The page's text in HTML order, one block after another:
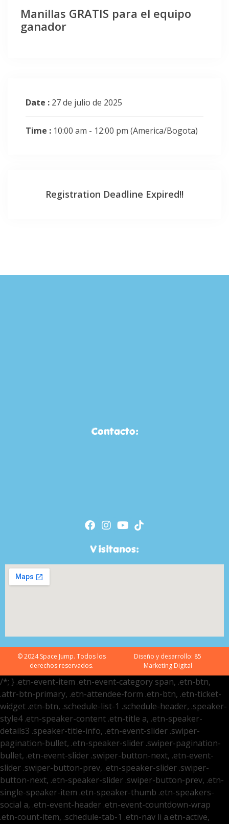
Manillas GRATIS para el equipo
ganador
Date : 27 de julio de 2025
Time : 10:00 am - 12:00 pm (America/Bogota)
Registration Deadline Expired!!
Contacto:
Visitanos:
© 2024 Space Jump. Todos los
derechos reservados.
Diseño y desarrollo: 85
Marketing Digital
/*; } .etn-event-item .etn-event-category span, .etn-btn,
.attr-btn-primary, .etn-attendee-form .etn-btn, .etn-ticket-
widget .etn-btn, .schedule-list-1 .schedule-header, .speaker-
style4 .etn-speaker-content .etn-title a, .etn-speaker-
details3 .speaker-title-info, .etn-event-slider .swiper-
pagination-bullet, .etn-speaker-slider .swiper-pagination-
bullet, .etn-event-slider .swiper-button-next, .etn-event-
slider .swiper-button-prev, .etn-speaker-slider .swiper-
button-next, .etn-speaker-slider .swiper-button-prev, .etn-
single-speaker-item .etn-speaker-thumb .etn-speakers-
social a, .etn-event-header .etn-event-countdown-wrap
.etn-count-item, .schedule-tab-1 .etn-nav li a.etn-active,